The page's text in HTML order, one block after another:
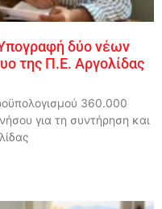
δύο νέων
της Π.Ε. Αργολίδας
360.000
για τη συντήρηση και